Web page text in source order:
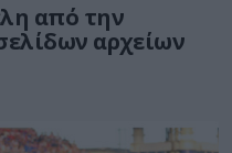
από την
αρχείων